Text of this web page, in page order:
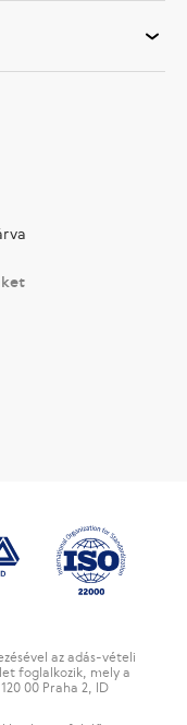
az adás-vételi
foglalkozik, mely a
00 Praha 2, ID